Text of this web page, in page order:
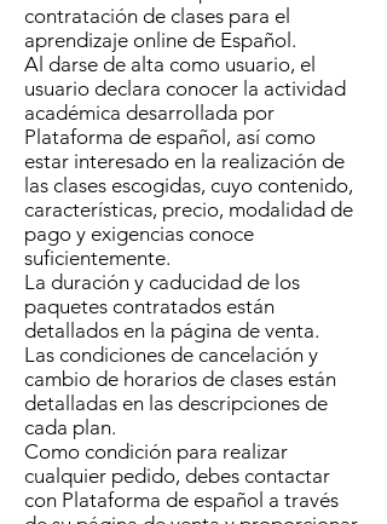
contratación de clases para el
aprendizaje online de Español.
Al darse de alta como usuario, el
usuario declara conocer la actividad
académica desarrollada por
Plataforma de español, así como
estar interesado en la realización de
las clases escogidas, cuyo contenido,
características, precio, modalidad de
pago y exigencias conoce
suficientemente.
La duración y caducidad de los
paquetes contratados están
detallados en la página de venta.
Las condiciones de cancelación y
cambio de horarios de clases están
detalladas en las descripciones de
cada plan.
Como condición para realizar
cualquier pedido, debes contactar
con Plataforma de español a través